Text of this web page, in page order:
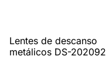
Lentes de descanso
metálicos DS-